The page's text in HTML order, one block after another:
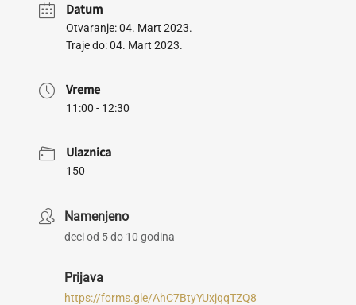
Datum
Otvaranje: 04. Mart 2023.
Traje do: 04. Mart 2023.
Vreme
11:00 - 12:30
Ulaznica
150
Namenjeno
deci od 5 do 10 godina
Prijava
https://forms.gle/AhC7BtyYUxjqqTZQ8